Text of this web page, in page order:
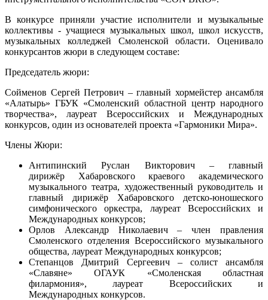
В конкурсе приняли участие исполнители и музыкальные
коллективы - учащиеся музыкальных школ, школ искусств,
музыкальных колледжей Смоленской области. Оценивало
конкурсантов жюри в следующем составе:
Председатель жюри:
Сойменов Сергей Петрович – главный хормейстер ансамбля
«Алатырь» ГБУК «Смоленский областной центр народного
творчества», лауреат Всероссийских и Международных
конкурсов, один из основателей проекта «Гармоники Мира».
Члены Жюри:
Антипинский Руслан Викторович – главный
дирижёр Хабаровского краевого академического
музыкального театра, художественный руководитель и
главный дирижёр Хабаровского детско-юношеского
симфонического оркестра, лауреат Всероссийских и
Международных конкурсов;
Орлов Александр Николаевич – член правления
Смоленского отделения Всероссийского музыкального
общества, лауреат Международных конкурсов;
Степанцов Дмитрий Сергеевич – солист ансамбля
«Славяне» ОГАУК «Смоленская областная
филармония», лауреат Всероссийских и
Международных конкурсов.